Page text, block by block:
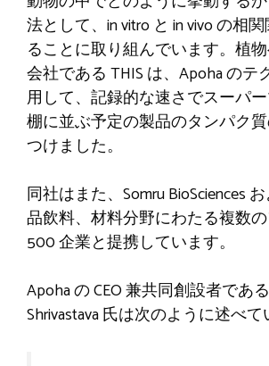
法として、in vitro と in vivo の相
ることに取り組んでいます。植
会社である THIS は、Apoha のテ
用して、記録的な速さでスーパ
棚に並ぶ予定の製品のタンパク
つけました。
同社はまた、Somru BioSciences
品飲料、材料分野にわたる複数
500 企業と提携しています。
Apoha の CEO 兼共同創設者であ
Shrivastava 氏は次のように述べて